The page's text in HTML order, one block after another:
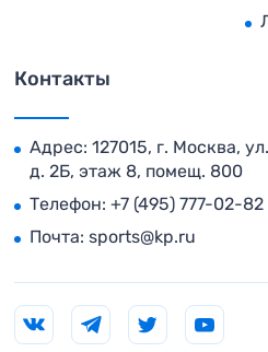
Контакты
Адрес: 127015, г. Москва,
д. 2Б, этаж 8, помещ. 800
Телефон: +7 (495) 777-02-82
Почта: sports@kp.ru